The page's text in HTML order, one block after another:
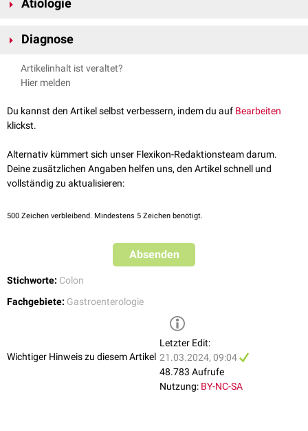
Ätiologie
Anthranoid-haltigen Pflanzen wie
Dickdarms wahrscheinlich zu isolierten
Abbauprodukte und das in ihnen enthaltene
Pigmentierung kann sich wieder zurückbilden, wenn die
Laxantieneinnahme unterbrochen wird.
Diagnose
Die Melanosis coli ist ein Zufallsbefund bei der
Sigmoidoskopie
Artikelinhalt ist veraltet?
Hier melden
Du kannst den Artikel selbst verbessern, indem du auf Bearbeiten
klickst.
Alternativ kümmert sich unser Flexikon-Redaktionsteam darum.
Deine zusätzlichen Angaben helfen uns, den Artikel schnell und
vollständig zu aktualisieren:
500 Zeichen verbleibend. Mindestens 5 Zeichen benötigt.
Absenden
Stichworte: Colon
Fachgebiete: Gastroenterologie
Wichtiger Hinweis zu diesem Artikel
Letzter Edit:
21.03.2024, 09:04
48.783 Aufrufe
Nutzung: BY-NC-SA